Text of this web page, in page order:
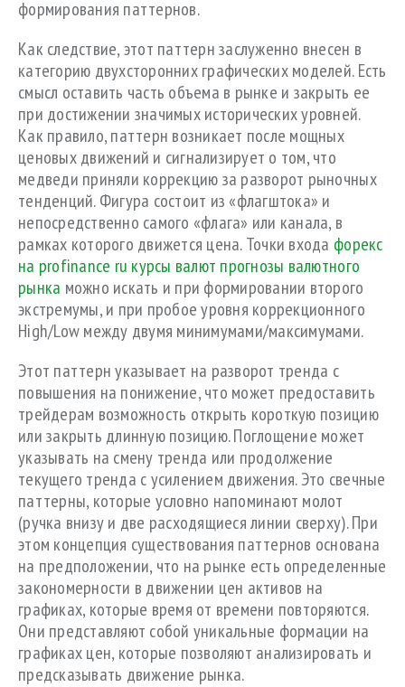
формирования паттернов.
Как следствие, этот паттерн заслуженно внесен в
категорию двухсторонних графических моделей. Есть
смысл оставить часть объема в рынке и закрыть ее
при достижении значимых исторических уровней.
Как правило, паттерн возникает после мощных
ценовых движений и сигнализирует о том, что
медведи приняли коррекцию за разворот рыночных
тенденций. Фигура состоит из «флагштока» и
непосредственно самого «флага» или канала, в
рамках которого движется цена. Точки входа форекс
на profinance ru курсы валют прогнозы валютного
рынка можно искать и при формировании второго
экстремумы, и при пробое уровня коррекционного
High/Low между двумя минимумами/максимумами.
Этот паттерн указывает на разворот тренда с
повышения на понижение, что может предоставить
трейдерам возможность открыть короткую позицию
или закрыть длинную позицию. Поглощение может
указывать на смену тренда или продолжение
текущего тренда с усилением движения. Это свечные
паттерны, которые условно напоминают молот
(ручка внизу и две расходящиеся линии сверху). При
этом концепция существования паттернов основана
на предположении, что на рынке есть определенные
закономерности в движении цен активов на
графиках, которые время от времени повторяются.
Они представляют собой уникальные формации на
графиках цен, которые позволяют анализировать и
предсказывать движение рынка.